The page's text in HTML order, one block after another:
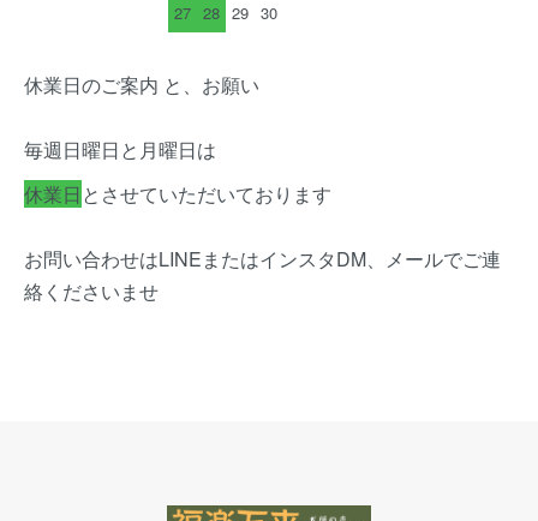
27 28 29 30
休業日のご案内 と、お願い
毎週日曜日と月曜日は
休業日 とさせていただいております
お問い合わせはLINEまたはインスタDM、メールでご連
絡くださいませ